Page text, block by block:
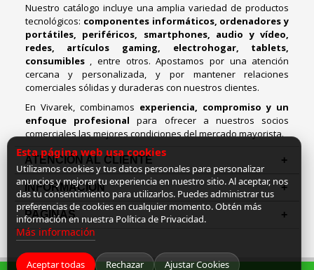
Nuestro catálogo incluye una amplia variedad de productos
tecnológicos: componentes informáticos, ordenadores y
portátiles, periféricos, smartphones, audio y vídeo,
redes, artículos gaming, electrohogar, tablets,
consumibles , entre otros. Apostamos por una atención
cercana y personalizada, y por mantener relaciones
comerciales sólidas y duraderas con nuestros clientes.
En Vivarek, combinamos experiencia, compromiso y un
enfoque profesionalpara ofrecer a nuestros socios
comerciales las mejores condiciones del mercado mayorista.
ATENCIÓN AL CLIENTE
INFORMACION
PAGINAS
Esta página web usa cookies
Utilizamos cookies y tus datos personales para personalizar
anuncios y mejorar tu experiencia en nuestro sitio. Al aceptar, nos
das tu consentimiento para utilizarlos. Puedes administrar tus
preferencias de cookies en cualquier momento. Obtén más
información en nuestra Política de Privacidad.
Más información
Aceptar todas Rechazar Ajustar Cookies